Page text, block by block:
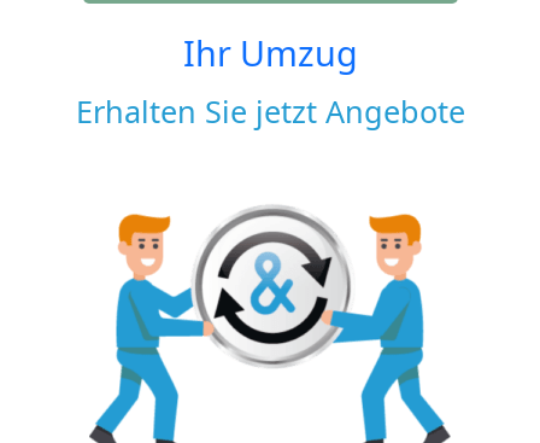
Ihr Umzug
Erhalten Sie jetzt Angebote